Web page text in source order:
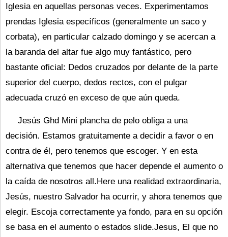
Iglesia en aquellas personas veces. Experimentamos
prendas Iglesia específicos (generalmente un saco y
corbata), en particular calzado domingo y se acercan a
la baranda del altar fue algo muy fantástico, pero
bastante oficial: Dedos cruzados por delante de la parte
superior del cuerpo, dedos rectos, con el pulgar
adecuada cruzó en exceso de que aún queda.
Jesús Ghd Mini plancha de pelo obliga a una
decisión. Estamos gratuitamente a decidir a favor o en
contra de él, pero tenemos que escoger. Y en esta
alternativa que tenemos que hacer depende el aumento o
la caída de nosotros all.Here una realidad extraordinaria,
Jesús, nuestro Salvador ha ocurrir, y ahora tenemos que
elegir. Escoja correctamente ya fondo, para en su opción
se basa en el aumento o estados slide.Jesus, El que no